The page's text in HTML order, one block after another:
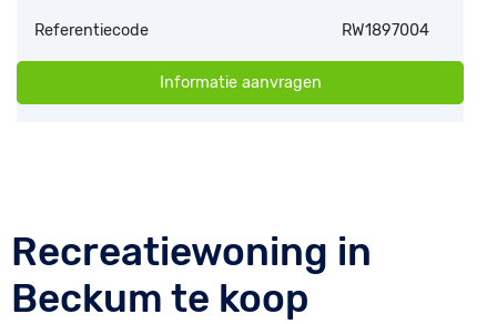
Referentiecode RW1897004
Informatie aanvragen
Recreatiewoning in
Beckum te koop